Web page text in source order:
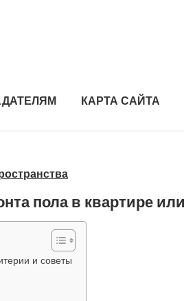
КАРТА САЙТА
пола в квартире
и советы